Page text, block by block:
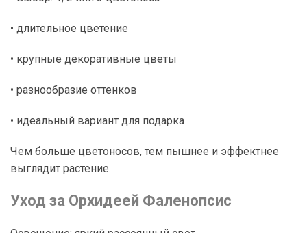
• длительное цветение
• крупные декоративные цветы
• разнообразие оттенков
• идеальный вариант для подарка
Чем больше цветоносов, тем пышнее и эффектнее
выглядит растение.
Уход за Орхидеей Фаленопсис